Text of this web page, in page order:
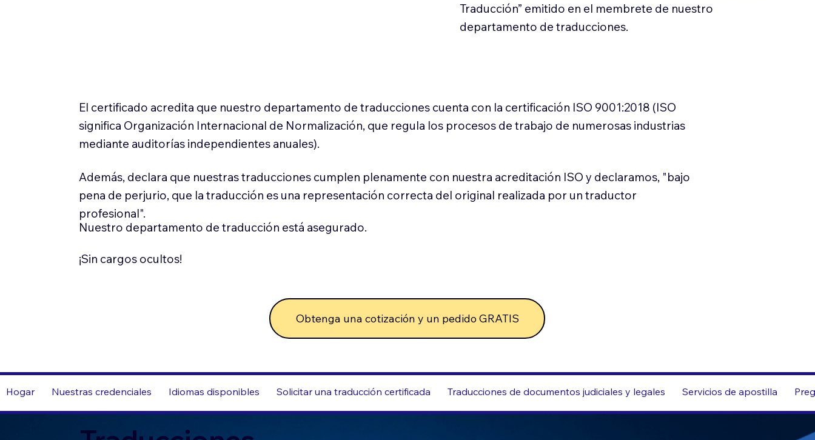
Traducción” emitido en el membrete de nuestro
departamento de traducciones.
El certificado acredita que nuestro departamento de traducciones cuenta con la certificación ISO 9001:2018 (ISO
significa Organización Internacional de Normalización, que regula los procesos de trabajo de numerosas industrias
mediante auditorías independientes anuales).
Además, declara que nuestras traducciones cumplen plenamente con nuestra acreditación ISO y declaramos, "bajo
pena de perjurio, que la traducción es una representación correcta del original realizada por un traductor
profesional".
Nuestro departamento de traducción está asegurado.
¡Sin cargos ocultos!
Obtenga una cotización y un pedido GRATIS
Hogar Nuestras credenciales Idiomas disponibles Solicitar una traducción certificada Traducciones de documentos judiciales y legales Servicios de apostilla